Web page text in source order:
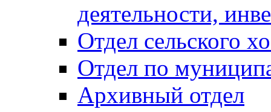
деятельности,
Отдел сельского
Отдел по
Архивный отдел